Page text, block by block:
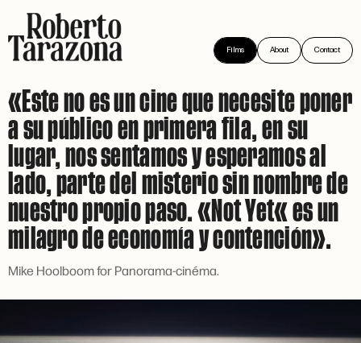
Films About Contact
«Este no es un cine que necesite poner
a su público en primera fila, en su
lugar, nos sentamos y esperamos al
lado, parte del misterio sin nombre de
nuestro propio paso. «Not Yet« es un
milagro de economía y contención».
Mike Hoolboom for Panorama-cinéma.